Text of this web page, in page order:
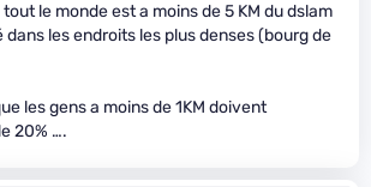
le monde est a moins de 5 KM du dslam
dans les endroits les plus denses (bourg de
les gens a moins de 1KM doivent
20% ….